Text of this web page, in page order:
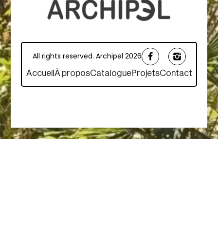
All rights reserved. Archipel 2026
Accueil À proposCatalogueProjetsContact